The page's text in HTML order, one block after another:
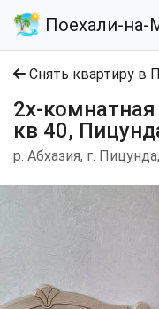
Поехали-на-
Снять квартиру в
2х-
кв 40,
р. Абхазия, г.